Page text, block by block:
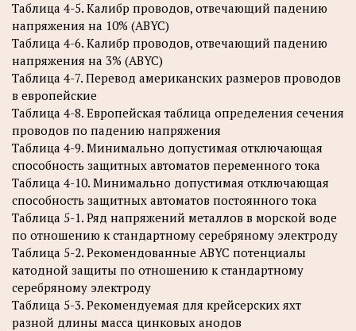
Таблица 4-5. Калибр проводов, отвечающий падению
напряжения на 10% (ABYC)
Таблица 4-6. Калибр проводов, отвечающий падению
напряжения на 3% (ABYC)
Таблица 4-7. Перевод американских размеров проводов
в европейские
Таблица 4-8. Европейская таблица определения сечения
проводов по падению напряжения
Таблица 4-9. Минимально допустимая отключающая
способность защитных автоматов переменного тока
Таблица 4-10. Минимально допустимая отключающая
способность защитных автоматов постоянного тока
Таблица 5-1. Ряд напряжений металлов в морской воде
по отношению к стандартному серебряному электроду
Таблица 5-2. Рекомендованные ABYC потенциалы
катодной защиты по отношению к стандартному
серебряному электроду
Таблица 5-3. Рекомендуемая для крейсерских яхт
разной длины масса цинковых анодов